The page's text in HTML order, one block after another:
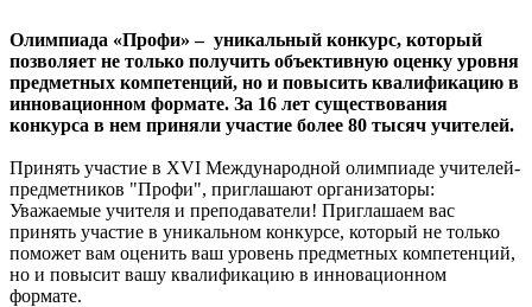
Олимпиада «Профи» – уникальный конкурс, который
позволяет не только получить объективную оценку уровня
предметных компетенций, но и повысить квалификацию в
инновационном формате. За 16 лет существования
конкурса в нем приняли участие более 80 тысяч учителей.
Принять участие в XVI Международной олимпиаде учителей-
предметников "Профи", приглашают организаторы:
Уважаемые учителя и преподаватели! Приглашаем вас
принять участие в уникальном конкурсе, который не только
поможет вам оценить ваш уровень предметных компетенций,
но и повысит вашу квалификацию в инновационном
формате.